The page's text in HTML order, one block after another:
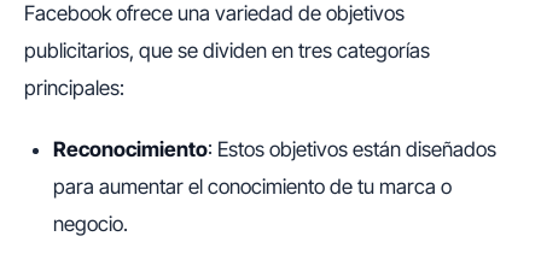
Facebook ofrece una variedad de objetivos
publicitarios, que se dividen en tres categorías
principales:
Reconocimiento: Estos objetivos están diseñados
para aumentar el conocimiento de tu marca o
negocio.